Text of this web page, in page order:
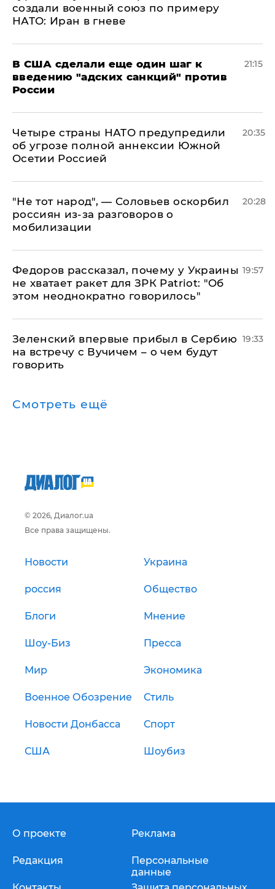
создали военный союз по примеру
НАТО: Иран в гневе
В США сделали еще один шаг к
введению "адских санкций" против
России
21:15
Четыре страны НАТО предупредили
об угрозе полной аннексии Южной
Осетии Россией
20:35
​"Не тот народ", — Соловьев оскорбил
россиян из-за разговоров о
мобилизации
20:28
Федоров рассказал, почему у Украины
не хватает ракет для ЗРК Patriot: "Об
этом неоднократно говорилось"
19:57
Зеленский впервые прибыл в Сербию
на встречу с Вучичем – о чем будут
говорить
19:33
Смотреть ещё
© 2026, Диалог.ua
Все права защищены.
Новости Украина
россия Общество
Блоги Мнение
Шоу-Биз Пресса
Мир Экономика
Военное Обозрение Стиль
Новости Донбасса Спорт
США Шоубиз
О проекте
Редакция
Реклама
Персональные
данные